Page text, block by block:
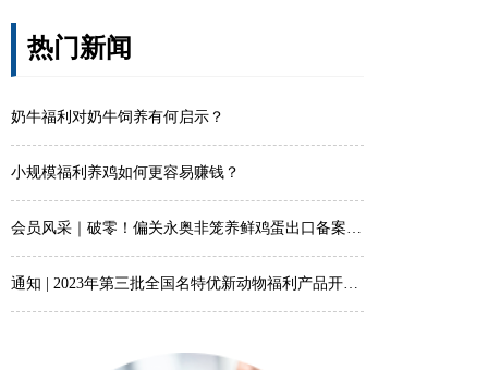
热门新闻
奶牛福利对奶牛饲养有何启示？
小规模福利养鸡如何更容易赚钱？
会员风采｜破零！偏关永奥非笼养鲜鸡蛋出口备案审核通过
通知 | 2023年第三批全国名特优新动物福利产品开始申报啦！